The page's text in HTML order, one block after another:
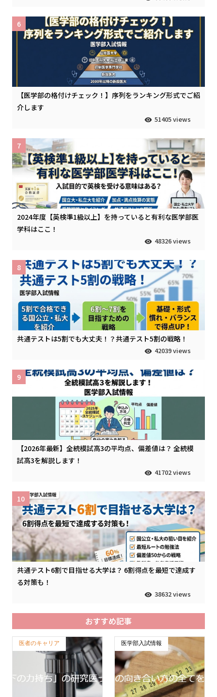
【医学部の格付けチェック！】序列をランキング形式でご紹
介します
51405 views
6
2024年度【英検準1級以上】を持っていると有利な医学部医
学科はここ！
48326 views
7
共通テストは5割でも大丈夫！？共通テスト5割の戦略！
42039 views
8
【2026年最新】全統模試高3の平均点、偏差値は？ 全統模
試高3を解説します！
41702 views
9
共通テスト6割で目指せる大学は？ 6割得点を最短で達成す
る対策も！
38632 views
10
おすすめ記事
医者のキャリア 医学部入試情報